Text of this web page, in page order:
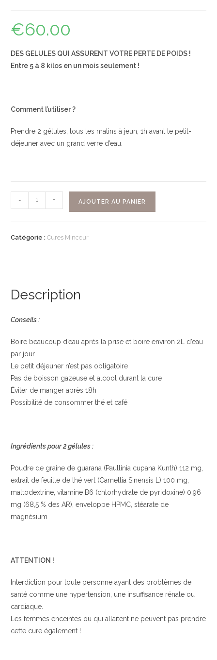
€60.00
DES GELULES QUI ASSURENT VOTRE PERTE DE POIDS !
Entre 5 à 8 kilos en un mois seulement !
Comment l’utiliser ?
Prendre 2 gélules, tous les matins à jeun, 1h avant le petit-
déjeuner avec un grand verre d’eau.
- + AJOUTER AU PANIER
Catégorie :Cures Minceur
Description
Conseils :
Boire beaucoup d’eau après la prise et boire environ 2L d’eau
par jour
Le petit déjeuner n’est pas obligatoire
Pas de boisson gazeuse et alcool durant la cure
Éviter de manger après 18h
Possibilité de consommer thé et café
Ingrédients pour 2 gélules :
Poudre de graine de guarana (Paullinia cupana Kunth) 112 mg,
extrait de feuille de thé vert (Camellia Sinensis L) 100 mg,
maltodextrine, vitamine B6 (chlorhydrate de pyridoxine) 0,96
mg (68,5 % des AR), enveloppe HPMC, stéarate de
magnésium
ATTENTION !
Interdiction pour toute personne ayant des problèmes de
santé comme une hypertension, une insuffisance rénale ou
cardiaque.
Les femmes enceintes ou qui allaitent ne peuvent pas prendre
cette cure également !